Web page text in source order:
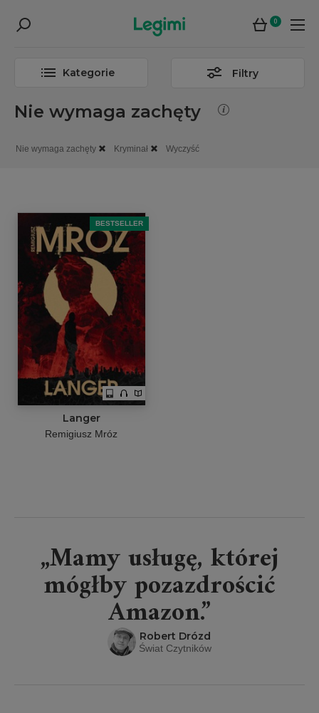
0
Kategorie Filtry
Nie wymaga zachęty
Nie wymaga zachęty Kryminał Wyczyść
BESTSELLER
Langer
Remigiusz Mróz
„Mamy usługę, której
mógłby pozazdrościć
Amazon.”
Robert Drózd
Świat Czytników